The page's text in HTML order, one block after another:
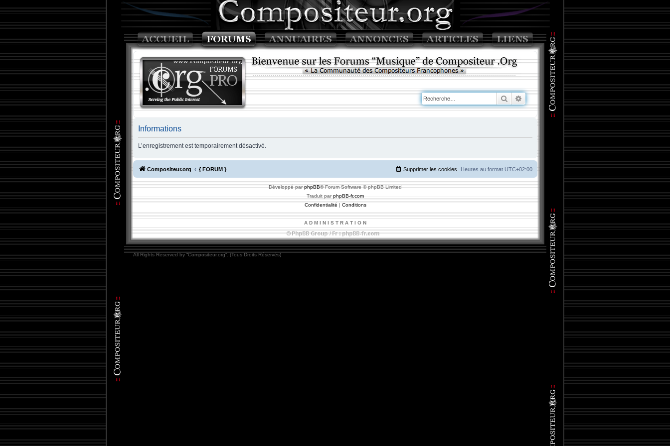
RechercherRecherche avancée
Informations
L’enregistrement est temporairement désactivé.
Compositeur.org { FORUM } Heures au format UTC+02:00
Supprimer les cookies
Développé parphpBB® Forum Software © phpBB Limited
Traduit parphpBB-fr.com
Confidentialité|Conditions
A D M I N I S T R A T I O N
All Rights Reserved by “Compositeur.org”. (Tous Droits Réservés)